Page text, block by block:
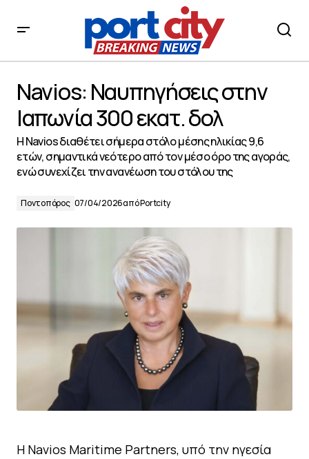
Navios: Ναυπηγήσεις στην
Ιαπωνία 300 εκατ. δολ
Η Navios διαθέτει σήμερα στόλο μέσης ηλικίας 9,6
ετών, σημαντικά νεότερο από τον μέσο όρο της αγοράς,
ενώ συνεχίζει την ανανέωση του στόλου της
Ποντοπόρος 07/04/2026απόPortcity
Η Navios Maritime Partners, υπό την ηγεσία